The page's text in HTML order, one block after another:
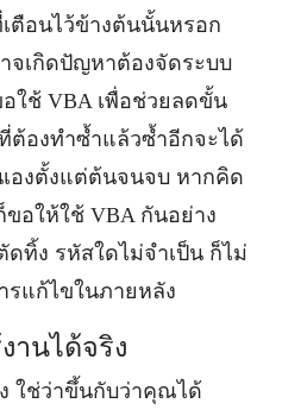
ตือนไว้ข้างต้นนั้นหรอก
จเกิดปัญหาต้องจัดระบบ
ใช้ VBA เพื่อช่วยลดขั้น
ต้องทำซ้ำแล้วซ้ำอีกจะได้
องตั้งแต่ต้นจนจบ หากคิด
อให้ใช้ VBA กันอย่าง
ทิ้ง รหัสใดไม่จำเป็น ก็ไม่
รแก้ไขในภายหลัง
านได้จริง
ใช่ว่าขึ้นกับว่าคุณได้